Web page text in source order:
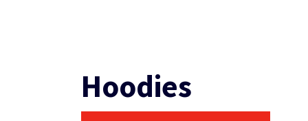
Hoodies